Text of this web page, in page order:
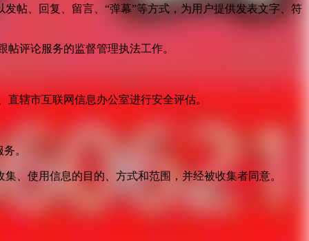
帖、回复、留言、“弹幕”等方式，为用户提供发表文字、符
评论服务的监督管理执法工作。
辖市互联网信息办公室进行安全评估。
。
、使用信息的目的、方式和范围，并经被收集者同意。